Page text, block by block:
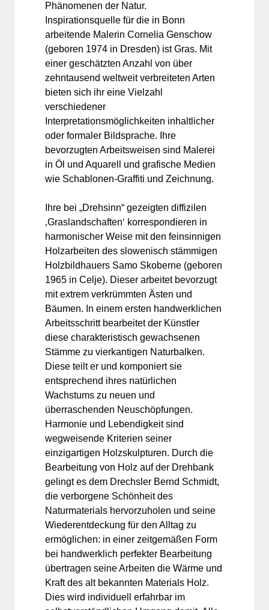
Phänomenen der Natur.
Inspirationsquelle für die in Bonn
arbeitende Malerin Cornelia Genschow
(geboren 1974 in Dresden) ist Gras. Mit
einer geschätzten Anzahl von über
zehntausend weltweit verbreiteten Arten
bieten sich ihr eine Vielzahl
verschiedener
Interpretationsmöglichkeiten inhaltlicher
oder formaler Bildsprache. Ihre
bevorzugten Arbeitsweisen sind Malerei
in Öl und Aquarell und grafische Medien
wie Schablonen-Graffiti und Zeichnung.
Ihre bei „Drehsinn“ gezeigten diffizilen
‚Graslandschaften‘ korrespondieren in
harmonischer Weise mit den feinsinnigen
Holzarbeiten des slowenisch stämmigen
Holzbildhauers Samo Skoberne (geboren
1965 in Celje). Dieser arbeitet bevorzugt
mit extrem verkrümmten Ästen und
Bäumen. In einem ersten handwerklichen
Arbeitsschritt bearbeitet der Künstler
diese charakteristisch gewachsenen
Stämme zu vierkantigen Naturbalken.
Diese teilt er und komponiert sie
entsprechend ihres natürlichen
Wachstums zu neuen und
überraschenden Neuschöpfungen.
Harmonie und Lebendigkeit sind
wegweisende Kriterien seiner
einzigartigen Holzskulpturen. Durch die
Bearbeitung von Holz auf der Drehbank
gelingt es dem Drechsler Bernd Schmidt,
die verborgene Schönheit des
Naturmaterials hervorzuholen und seine
Wiederentdeckung für den Alltag zu
ermöglichen: in einer zeitgemäßen Form
bei handwerklich perfekter Bearbeitung
übertragen seine Arbeiten die Wärme und
Kraft des alt bekannten Materials Holz.
Dies wird individuell erfahrbar im